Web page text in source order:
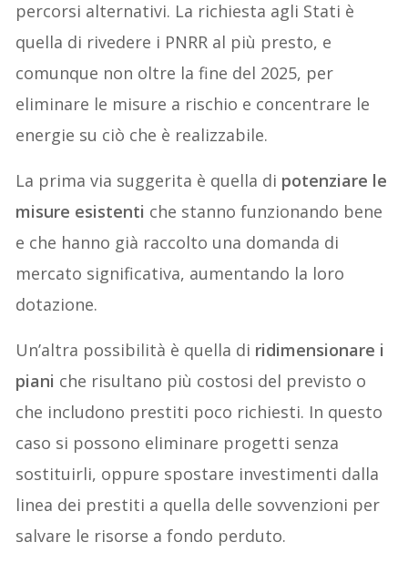
percorsi alternativi. La richiesta agli Stati è
quella di rivedere i PNRR al più presto, e
comunque non oltre la fine del 2025, per
eliminare le misure a rischio e concentrare le
energie su ciò che è realizzabile.
La prima via suggerita è quella di potenziare le
misure esistenti che stanno funzionando bene
e che hanno già raccolto una domanda di
mercato significativa, aumentando la loro
dotazione.
Un’altra possibilità è quella di ridimensionare i
piani che risultano più costosi del previsto o
che includono prestiti poco richiesti. In questo
caso si possono eliminare progetti senza
sostituirli, oppure spostare investimenti dalla
linea dei prestiti a quella delle sovvenzioni per
salvare le risorse a fondo perduto.